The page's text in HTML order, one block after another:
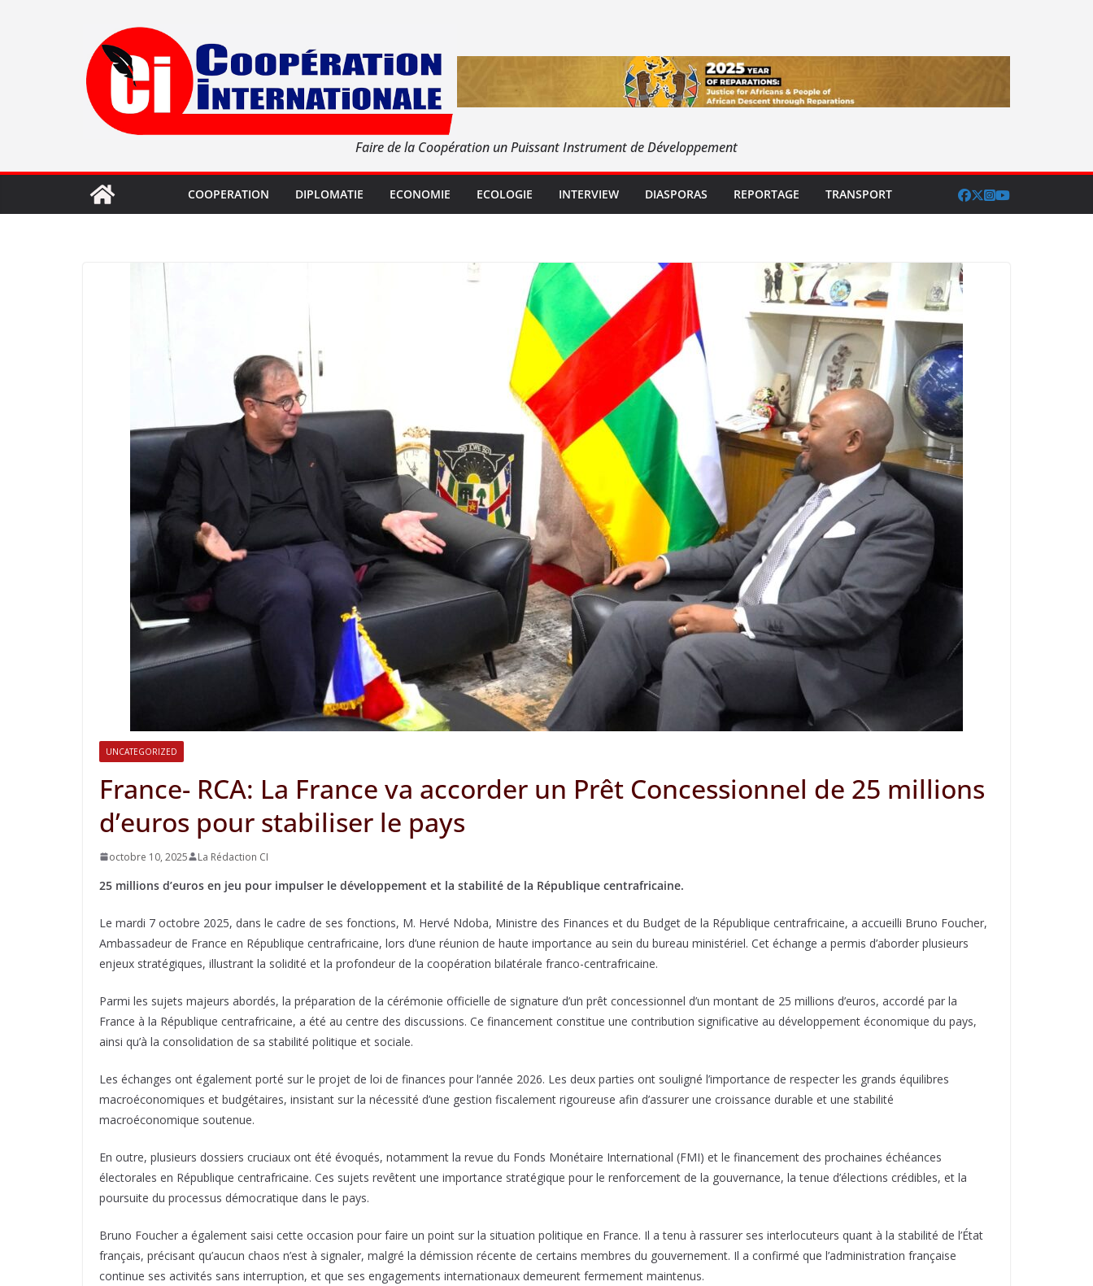
Faire de la Coopération un Puissant Instrument de Développement
COOPERATION DIPLOMATIE ECONOMIE ECOLOGIE INTERVIEW DIASPORAS REPORTAGE TRANSPORT
UNCATEGORIZED
France- RCA: La France va accorder un Prêt Concessionnel de 25 millions
d’euros pour stabiliser le pays
octobre 10, 2025 La Rédaction CI
25 millions d’euros en jeu pour impulser le développement et la stabilité de la République centrafricaine.
Le mardi 7 octobre 2025, dans le cadre de ses fonctions, M. Hervé Ndoba, Ministre des Finances et du Budget de la République centrafricaine, a accueilli Bruno Foucher,
Ambassadeur de France en République centrafricaine, lors d’une réunion de haute importance au sein du bureau ministériel. Cet échange a permis d’aborder plusieurs
enjeux stratégiques, illustrant la solidité et la profondeur de la coopération bilatérale franco-centrafricaine.
Parmi les sujets majeurs abordés, la préparation de la cérémonie officielle de signature d’un prêt concessionnel d’un montant de 25 millions d’euros, accordé par la
France à la République centrafricaine, a été au centre des discussions. Ce financement constitue une contribution significative au développement économique du pays,
ainsi qu’à la consolidation de sa stabilité politique et sociale.
Les échanges ont également porté sur le projet de loi de finances pour l’année 2026. Les deux parties ont souligné l’importance de respecter les grands équilibres
macroéconomiques et budgétaires, insistant sur la nécessité d’une gestion fiscalement rigoureuse afin d’assurer une croissance durable et une stabilité
macroéconomique soutenue.
En outre, plusieurs dossiers cruciaux ont été évoqués, notamment la revue du Fonds Monétaire International (FMI) et le financement des prochaines échéances
électorales en République centrafricaine. Ces sujets revêtent une importance stratégique pour le renforcement de la gouvernance, la tenue d’élections crédibles, et la
poursuite du processus démocratique dans le pays.
Bruno Foucher a également saisi cette occasion pour faire un point sur la situation politique en France. Il a tenu à rassurer ses interlocuteurs quant à la stabilité de l’État
français, précisant qu’aucun chaos n’est à signaler, malgré la démission récente de certains membres du gouvernement. Il a confirmé que l’administration française
continue ses activités sans interruption, et que ses engagements internationaux demeurent fermement maintenus.